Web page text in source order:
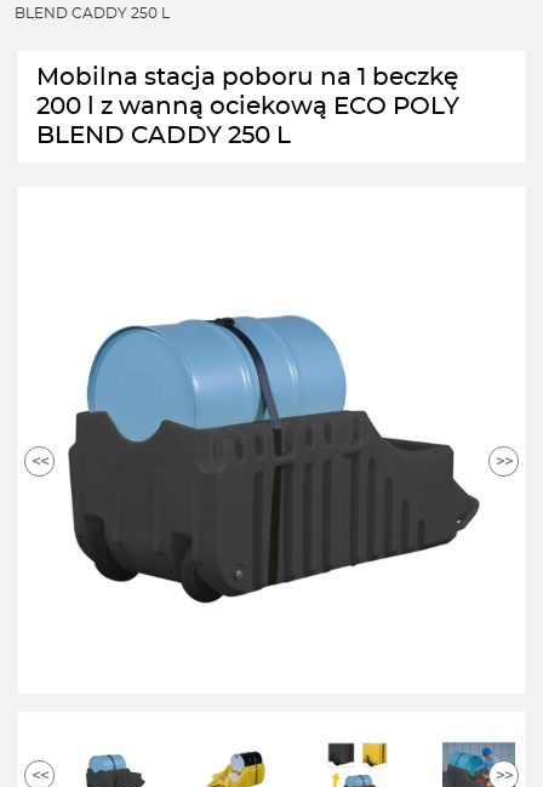
BLEND CADDY 250 L
Mobilna stacja poboru na 1 beczkę
200 l z wanną ociekową ECO POLY
BLEND CADDY 250 L
<< >>
<< >>